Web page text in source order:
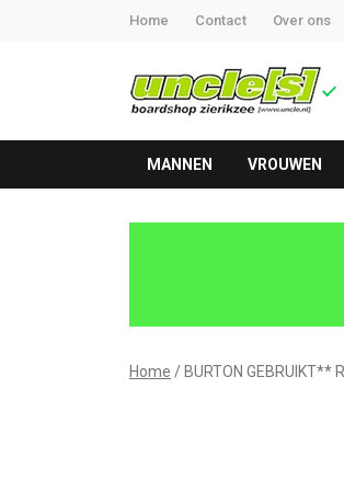
Home Contact Over ons
MANNEN VROUWEN
BURTON
RIPCORD
Home BURTON GEBRUIKT**